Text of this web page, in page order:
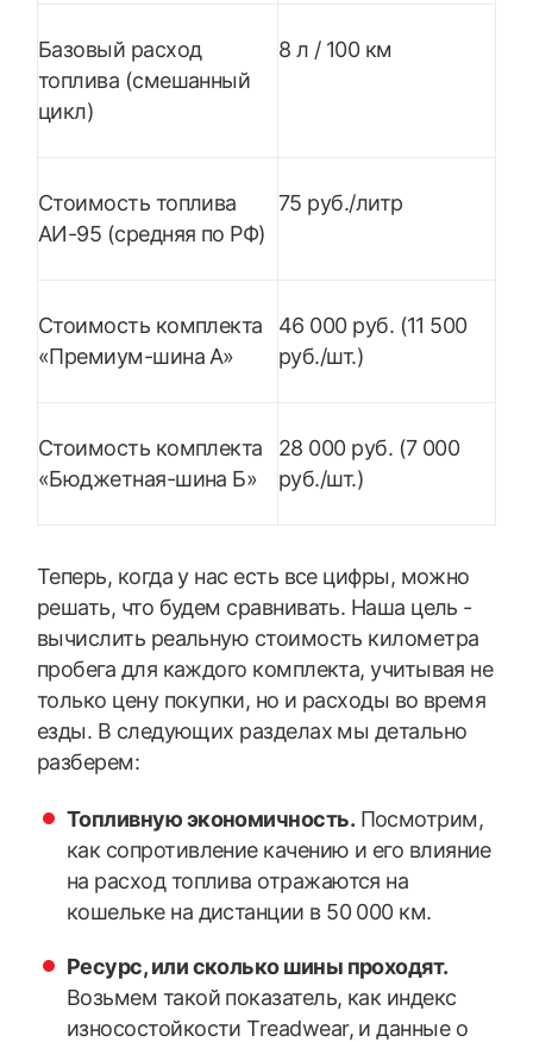
Базовый расход
топлива (смешанный
цикл)
8 л / 100 км
Стоимость топлива
АИ-95 (средняя по РФ)
75 руб./литр
Стоимость комплекта
«Премиум-шина А»
46 000 руб. (11 500
руб./шт.)
Стоимость комплекта
«Бюджетная-шина Б»
28 000 руб. (7 000
руб./шт.)
Теперь, когда у нас есть все цифры, можно
решать, что будем сравнивать. Наша цель -
вычислить реальную стоимость километра
пробега для каждого комплекта, учитывая не
только цену покупки, но и расходы во время
езды. В следующих разделах мы детально
разберем:
Топливную экономичность. Посмотрим,
как сопротивление качению и его влияние
на расход топлива отражаются на
кошельке на дистанции в 50 000 км.
Ресурс, или сколько шины проходят.
Возьмем такой показатель, как индекс
износостойкости Treadwear, и данные о